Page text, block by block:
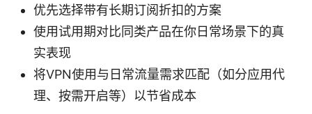
优先选择带有长期订阅折扣的方案
使用试用期对比同类产品在你日常场景下的真
实表现
将VPN使用与日常流量需求匹配（如分应用代
理、按需开启等）以节省成本